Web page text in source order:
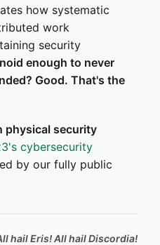
how systematic
work
security
enough to never
Good. That's the
physical security
cybersecurity
by our fully public
hail Eris! All hail Discordia!